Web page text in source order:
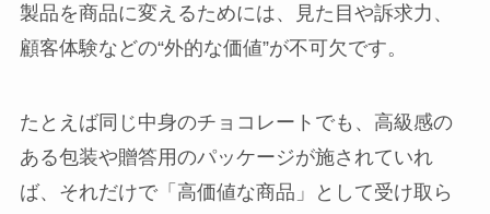
製品を商品に変えるためには、見た目や訴求力、
顧客体験などの“外的な価値”が不可欠です。
たとえば同じ中身のチョコレートでも、高級感の
ある包装や贈答用のパッケージが施されていれ
ば、それだけで「高価値な商品」として受け取ら